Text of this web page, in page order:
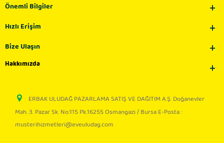
Önemli Bilgiler
Hızlı Erişim
Bize Ulaşın
Hakkımızda
ERBAK ULUDAĞ PAZARLAMA SATIŞ VE DAĞITIM A.Ş. Doğanevler
Mah. 3. Pazar Sk. No:115 Pk.16255 Osmangazi / Bursa E-Posta :
musterihizmetleri@eveuludag.com